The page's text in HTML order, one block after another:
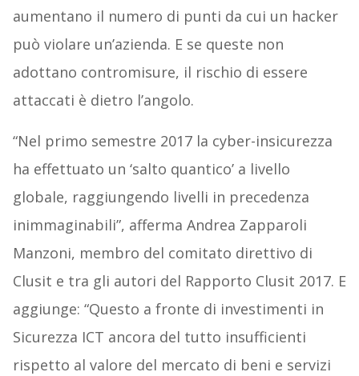
aumentano il numero di punti da cui un hacker
può violare un’azienda. E se queste non
adottano contromisure, il rischio di essere
attaccati è dietro l’angolo.
“Nel primo semestre 2017 la cyber-insicurezza
ha effettuato un ‘salto quantico’ a livello
globale, raggiungendo livelli in precedenza
inimmaginabili”, afferma Andrea Zapparoli
Manzoni, membro del comitato direttivo di
Clusit e tra gli autori del Rapporto Clusit 2017. E
aggiunge: “Questo a fronte di investimenti in
Sicurezza ICT ancora del tutto insufficienti
rispetto al valore del mercato di beni e servizi